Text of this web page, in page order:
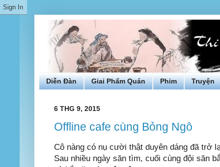
Diễn Đàn Giai Phẩm Quán Phim Truyện
6 THG 9, 2015
Offline cafe cùng Bỏng Ngô
Cô nàng có nụ cười thật duyên dáng đã trở
Sau nhiều ngày săn tìm, cuối cùng đội săn